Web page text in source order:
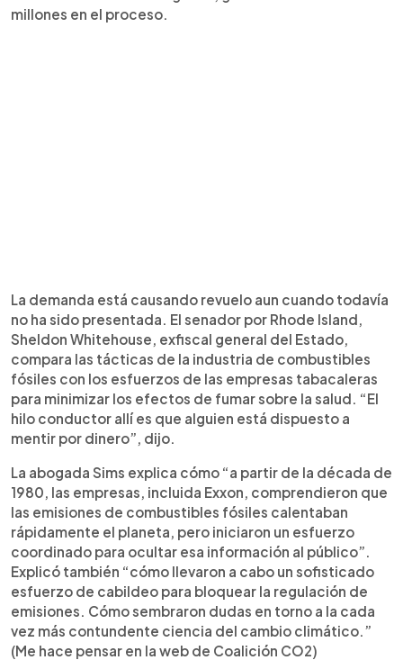
millones en el proceso.
La demanda está causando revuelo aun cuando todavía
no ha sido presentada. El senador por Rhode Island,
Sheldon Whitehouse, exfiscal general del Estado,
compara las tácticas de la industria de combustibles
fósiles con los esfuerzos de las empresas tabacaleras
para minimizar los efectos de fumar sobre la salud. “El
hilo conductor allí es que alguien está dispuesto a
mentir por dinero”, dijo.
La abogada Sims explica cómo “a partir de la década de
1980, las empresas, incluida Exxon, comprendieron que
las emisiones de combustibles fósiles calentaban
rápidamente el planeta, pero iniciaron un esfuerzo
coordinado para ocultar esa información al público”.
Explicó también “cómo llevaron a cabo un sofisticado
esfuerzo de cabildeo para bloquear la regulación de
emisiones. Cómo sembraron dudas en torno a la cada
vez más contundente ciencia del cambio climático.”
(Me hace pensar en la web de Coalición CO2)